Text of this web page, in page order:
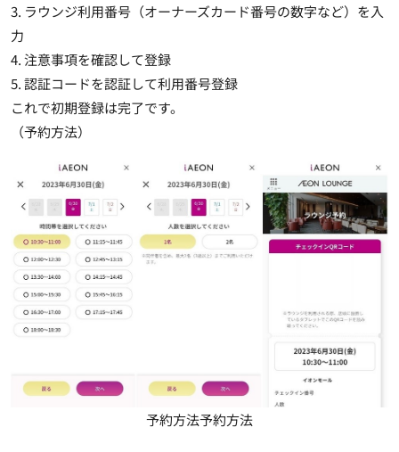
3. ラウンジ利用番号（オーナーズカード番号の数字など）を入
力
4. 注意事項を確認して登録
5. 認証コードを認証して利用番号登録
これで初期登録は完了です。
（予約方法）
予約方法予約方法